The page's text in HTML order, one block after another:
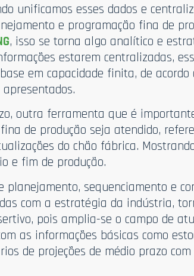
unificamos esses dados e
e programação fina de
, isso se torna algo analítico e
estarem centralizadas,
em capacidade finita, de acordo
outra ferramenta que é
de produção seja atendido,
do chão fábrica.
e fim de produção.
sequenciamento e
com a estratégia da indústria,
pois amplia-se o campo de
as informações básicas como
de projeções de médio prazo